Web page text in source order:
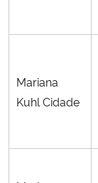
Mariana
Kuhl Cidade